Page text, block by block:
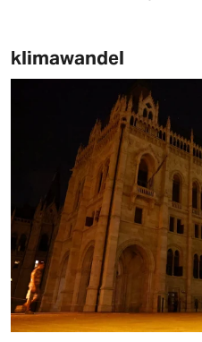
klimawandel